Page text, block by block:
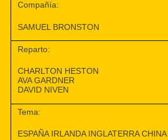
Compañía:
SAMUEL BRONSTON
Reparto:
CHARLTON HESTON
AVA GARDNER
DAVID NIVEN
Tema:
ESPAÑA IRLANDA INGLATERRA CHINA